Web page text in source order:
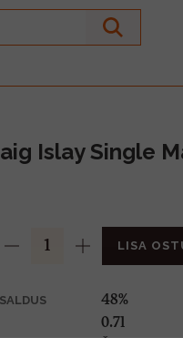
Islay Single
LISA
48%
0.7l